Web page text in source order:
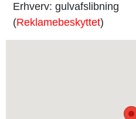
Erhverv: gulvafslibning
(Reklamebeskyttet)